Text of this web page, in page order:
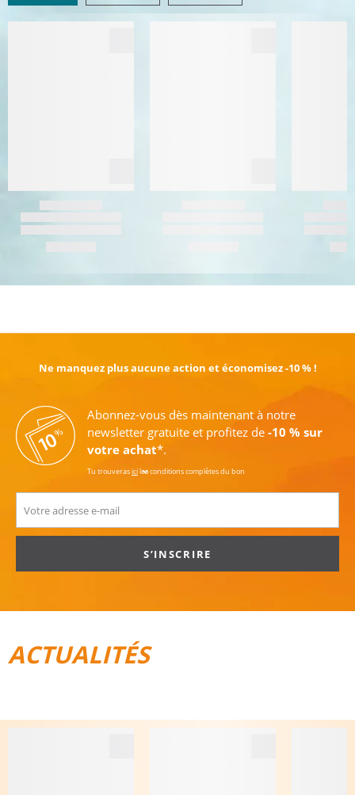
Ne manquez plus aucune action et économisez -10 % !
Abonnez-vous dès maintenant à notre
newsletter gratuite et profitez de -10 % sur
votre achat*.
Tu trouverasiciles conditions complètes du bon
S’INSCRIRE
ACTUALITÉS